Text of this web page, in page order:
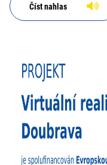
Číst nahlas